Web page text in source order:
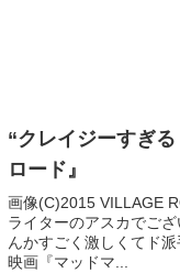
“クレイジーすぎ
ロード』
画像(C)2015 VILLAGE
ライターのアスカでご
んかすごく激しくてド
映画『マッドマ...